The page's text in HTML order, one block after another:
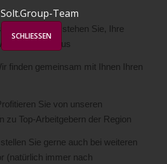
Bei uns stehen Sie, Ihre
im Fokus
finden gemeinsam mit Ihnen Ihren
Sie von unseren
zu Top-Arbeitgebern der Region
Sie gerne auch bei weiteren
(natürlich immer nach
Team
SCHLIESSEN